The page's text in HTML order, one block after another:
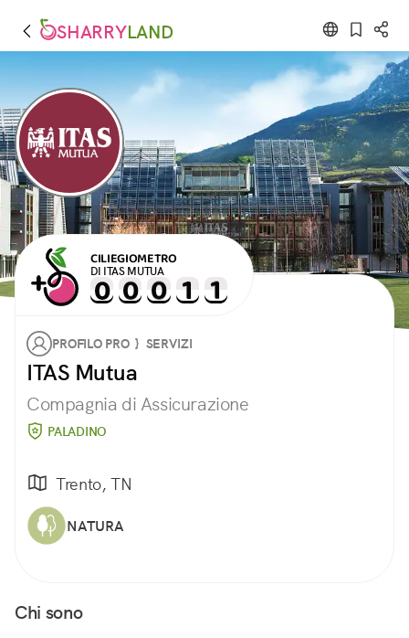
SHARRYLAND
CILIEGIOMETRO
DI ITAS MUTUA
PROFILO PRO } SERVIZI
ITAS Mutua
Compagnia di Assicurazione
PALADINO
Trento, TN
NATURA
Chi sono